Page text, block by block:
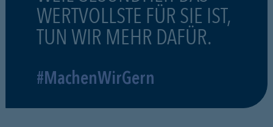
WERTVOLLSTE FÜR SIE IST,
TUN WIR MEHR DAFÜR.
#MachenWirGern